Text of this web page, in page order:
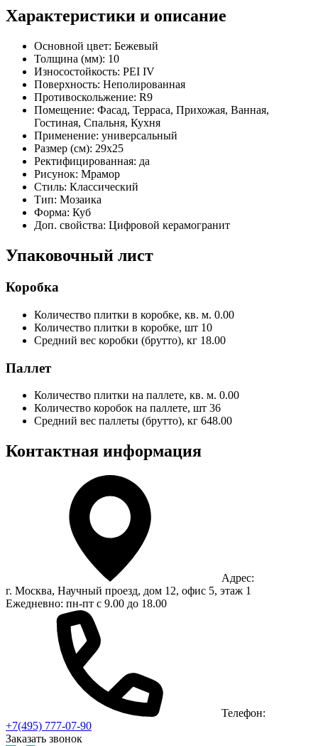
Характеристики и описание
Основной цвет: Бежевый
Толщина (мм): 10
Износостойкость: PEI IV
Поверхность: Неполированная
Противоскольжение: R9
Помещение: Фасад, Терраса, Прихожая, Ванная,
Гостиная, Спальня, Кухня
Применение: универсальный
Размер (см): 29x25
Ректифицированная: да
Рисунок: Мрамор
Стиль: Классический
Тип: Мозаика
Форма: Куб
Доп. свойства: Цифровой керамогранит
Упаковочный лист
Коробка
Количество плитки в коробке, кв. м. 0.00
Количество плитки в коробке, шт 10
Средний вес коробки (брутто), кг 18.00
Паллет
Количество плитки на паллете, кв. м. 0.00
Количество коробок на паллете, шт 36
Средний вес паллеты (брутто), кг 648.00
Контактная информация
Адрес:
г. Москва, Научный проезд, дом 12, офис 5, этаж 1
Ежедневно: пн-пт с 9.00 до 18.00
Телефон:
+7(495) 777-07-90
Заказать звонок